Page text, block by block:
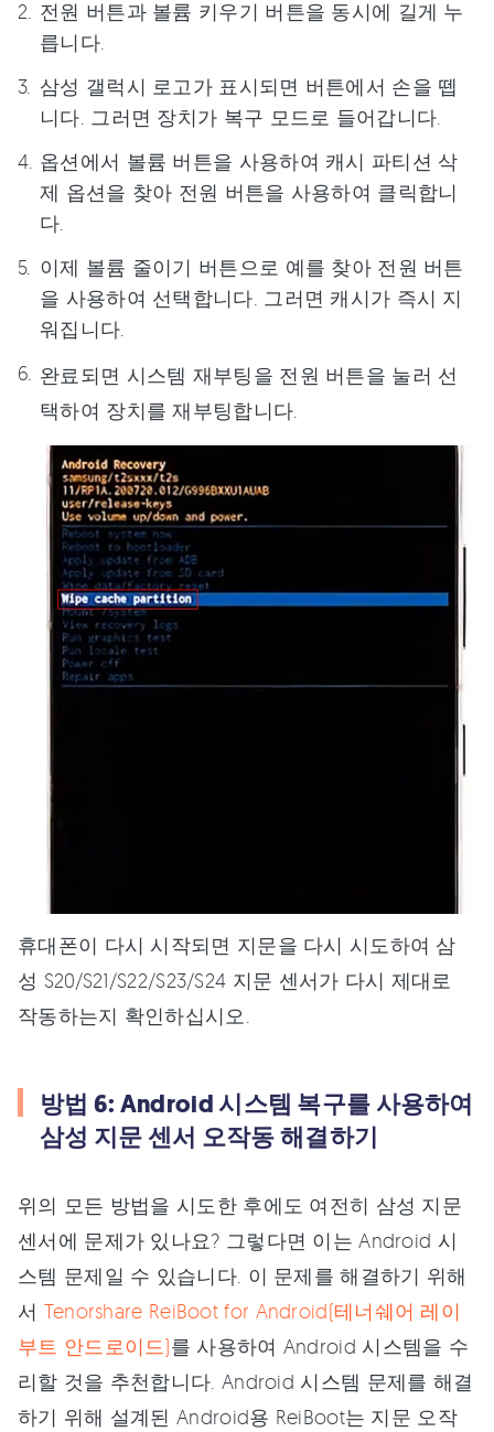
전원 버튼과 볼륨 키우기 버튼을 동시에 길게 누
릅니다.
삼성 갤럭시 로고가 표시되면 버튼에서 손을 뗍
니다. 그러면 장치가 복구 모드로 들어갑니다.
옵션에서 볼륨 버튼을 사용하여 캐시 파티션 삭
제 옵션을 찾아 전원 버튼을 사용하여 클릭합니
다.
이제 볼륨 줄이기 버튼으로 예를 찾아 전원 버튼
을 사용하여 선택합니다. 그러면 캐시가 즉시 지
워집니다.
완료되면 시스템 재부팅을 전원 버튼을 눌러 선
택하여 장치를 재부팅합니다.
휴대폰이 다시 시작되면 지문을 다시 시도하여 삼
성 S20/S21/S22/S23/S24 지문 센서가 다시 제대로
작동하는지 확인하십시오.
방법 6: Android 시스템 복구를 사용하여
삼성 지문 센서 오작동 해결하기
위의 모든 방법을 시도한 후에도 여전히 삼성 지문
센서에 문제가 있나요? 그렇다면 이는 Android 시
스템 문제일 수 있습니다. 이 문제를 해결하기 위해
서 Tenorshare ReiBoot for Android(테너쉐어 레이
부트 안드로이드)를 사용하여 Android 시스템을 수
리할 것을 추천합니다. Android 시스템 문제를 해결
하기 위해 설계된 Android용 ReiBoot는 지문 오작